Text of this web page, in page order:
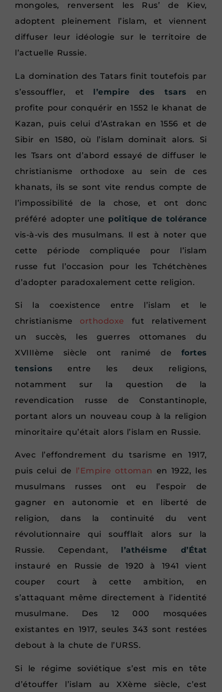
mongoles, renversent les Rus’ de Kiev,
adoptent pleinement l’islam, et viennent
diffuser leur idéologie sur le territoire de
l’actuelle Russie.
La domination des Tatars finit toutefois par
s’essouffler, et l’empire des tsars en
profite pour conquérir en 1552 le khanat de
Kazan, puis celui d’Astrakan en 1556 et de
Sibir en 1580, où l’islam dominait alors. Si
les Tsars ont d’abord essayé de diffuser le
christianisme orthodoxe au sein de ces
khanats, ils se sont vite rendus compte de
l’impossibilité de la chose, et ont donc
préféré adopter une politique de tolérance
vis-à-vis des musulmans. Il est à noter que
cette période compliquée pour l’islam
russe fut l’occasion pour les Tchétchènes
d’adopter paradoxalement cette religion.
Si la coexistence entre l’islam et le
christianisme orthodoxe
fut relativement
un succès, les guerres ottomanes du
XVIIIème siècle ont ranimé de fortes
tensions entre les deux religions,
notamment sur la question de la
revendication russe de Constantinople,
portant alors un nouveau coup à la religion
minoritaire qu’était alors l’islam en Russie.
Avec l’effondrement du tsarisme en 1917,
puis celui de
l’Empire ottoman en 1922, les
musulmans russes ont eu l’espoir de
gagner en autonomie et en liberté de
religion, dans la continuité du vent
révolutionnaire qui soufflait alors sur la
Russie. Cependant,
l’athéisme d’État
instauré en Russie de 1920 à 1941 vient
couper court à cette ambition, en
s’attaquant même directement à l’identité
musulmane. Des 12 000 mosquées
existantes en 1917, seules 343 sont restées
debout à la chute de l’URSS.
Si le régime soviétique s’est mis en tête
d’étouffer l’islam au XXème siècle, c’est